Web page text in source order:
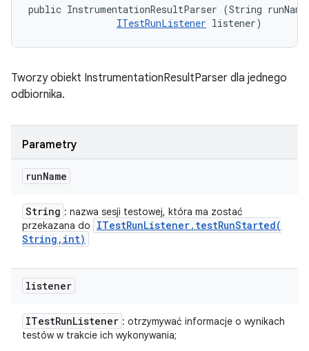
public InstrumentationResultParser (String
ITestRunListener listener)
Tworzy obiekt InstrumentationResultParser dla jednego
odbiornika.
Parametry
runName
String : nazwa sesji testowej, która ma zostać
przekazana do
ITestRunListener. testRunStarted(
String , int)
listener
ITestRunListener : otrzymywać informacje o wynikach
testów w trakcie ich wykonywania;